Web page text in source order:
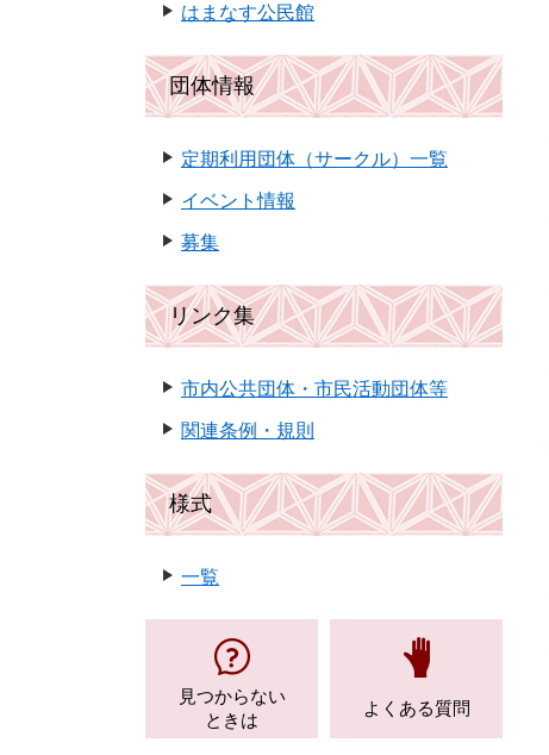
はまなす公民館
団体情報
定期利用団体（サークル）一覧
イベント情報
募集
リンク集
市内公共団体・市民活動団体等
関連条例・規則
様式
一覧
見つからない
ときは
よくある質問